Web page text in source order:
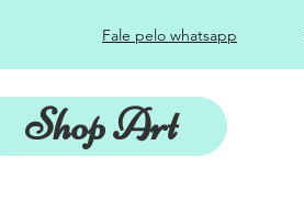
Fale pelo whatsapp
Shop Art